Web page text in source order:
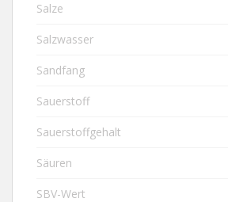
Salze
Salzwasser
Sandfang
Sauerstoff
Sauerstoffgehalt
Säuren
SBV-Wert